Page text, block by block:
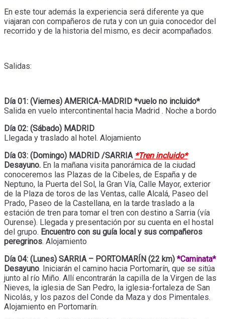
En este tour además la experiencia será diferente ya que
viajaran con compañeros de ruta y con un guia conocedor del
recorrido y de la historia del mismo, es decir acompañados.
Salidas:
Día 01: (Viernes) AMERICA-MADRID *vuelo no incluido*
Salida en vuelo intercontinental hacia Madrid . Noche a bordo
Día 02: (Sábado) MADRID
Llegada y traslado al hotel. Alojamiento
Día 03: (Domingo) MADRID /SARRIA *Tren incluido*
Desayuno. En la mañana visita panorámica de la ciudad
conoceremos las Plazas de la Cibeles, de España y de
Neptuno, la Puerta del Sol, la Gran Vía, Calle Mayor, exterior
de la Plaza de toros de las Ventas, calle Alcalá, Paseo del
Prado, Paseo de la Castellana, en la tarde traslado a la
estación de tren para tomar el tren con destino a Sarria (vía
Ourense). Llegada y presentación por su cuenta en el hostal
del grupo. Encuentro con su guía local y sus compañeros
peregrinos. Alojamiento
Día 04: (Lunes) SARRIA – PORTOMARÍN (22 km) *Caminata*
Desayuno. Iniciarán el camino hacia Portomarín, que se sitúa
junto al río Miño. Allí encontrarán la capilla de la Virgen de las
Nieves, la iglesia de San Pedro, la iglesia-fortaleza de San
Nicolás, y los pazos del Conde da Maza y dos Pimentales.
Alojamiento en Portomarín.